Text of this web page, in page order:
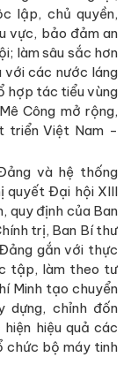
lập, chủ quyền,
vực, bảo đảm an
làm sâu sắc hơn
với các nước láng
hợp tác tiểu vùng
Công mở rộng,
triển Việt Nam -
và hệ thống
quyết Đại hội XIII
quy định của Ban
trị, Ban Bí thư
gắn với thực
tập, làm theo tư
Minh tạo chuyển
dựng, chỉnh đốn
hiệu quả các
chức bộ máy tinh